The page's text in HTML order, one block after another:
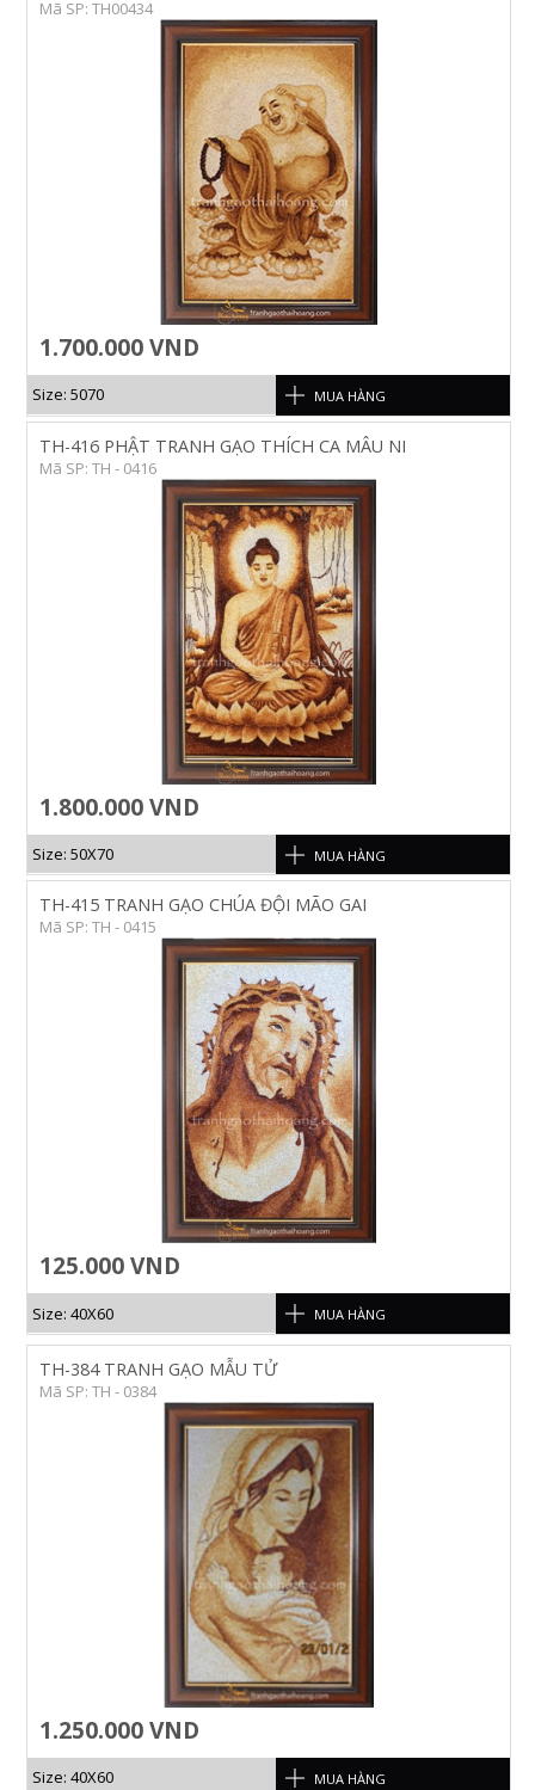
Mã SP: TH00434
1.700.000 VND
Size: 5070 MUA HÀNG
TH-416 PHẬT TRANH GẠO THÍCH CA MÂU NI
Mã SP: TH - 0416
1.800.000 VND
Size: 50X70 MUA HÀNG
TH-415 TRANH GẠO CHÚA ĐỘI MÃO GAI
Mã SP: TH - 0415
125.000 VND
Size: 40X60 MUA HÀNG
TH-384 TRANH GẠO MẪU TỬ
Mã SP: TH - 0384
1.250.000 VND
Size: 40X60 MUA HÀNG